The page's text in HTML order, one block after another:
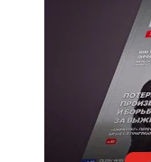
Регулирование